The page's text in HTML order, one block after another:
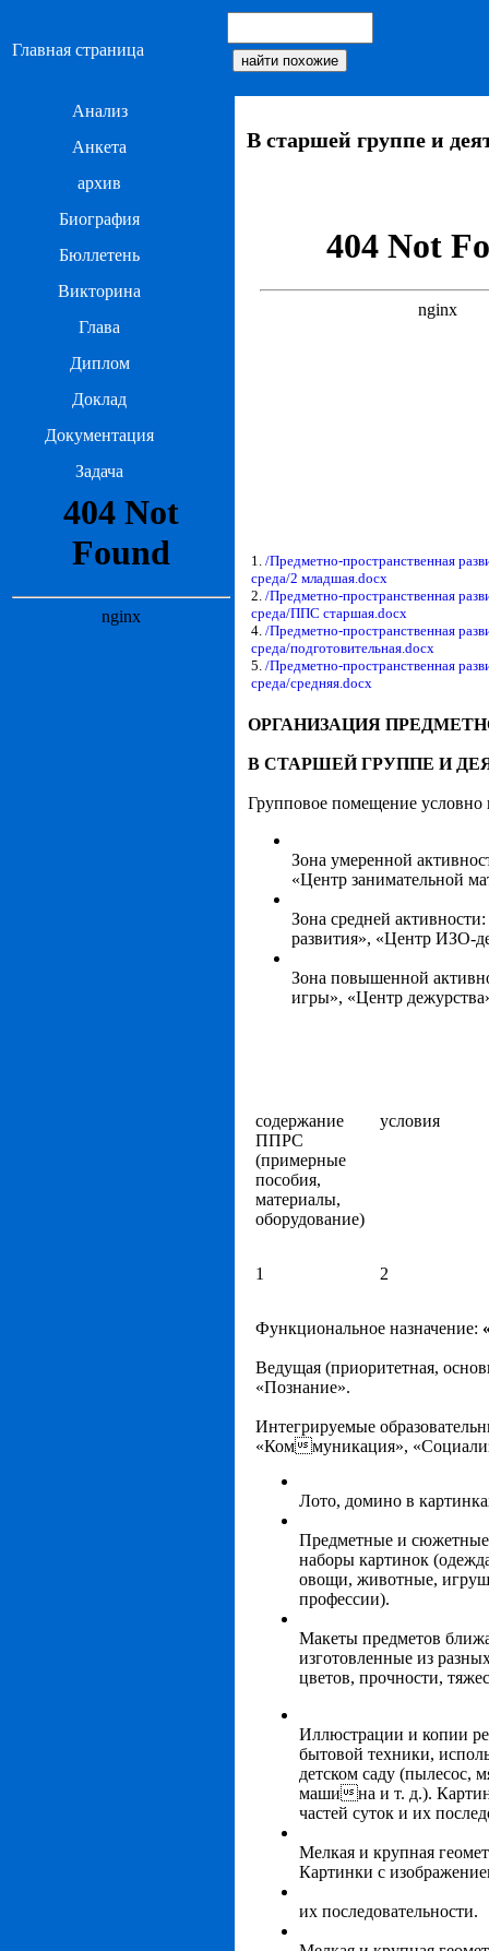
Главная страница
Анализ
Анкета
архив
Биография
Бюллетень
Викторина
Глава
Диплом
Доклад
Документация
Задача
В старшей группе и
1. /Предметно-пространственная
среда/2 младшая.docx
2. /Предметно-пространственная
среда/ППС старшая.docx
4. /Предметно-пространственная
среда/подготовительная.docx
5. /Предметно-пространственная
среда/средняя.docx
ОРГАНИЗАЦИЯ
В СТАРШЕЙ ГРУППЕ И
Групповое помещение условно
Зона умеренной
«Центр занимательной
Зона средней
развития», «Центр ИЗО-
Зона повышенной
игры», «Центр
содержание
ППРС
(примерные
пособия,
материалы,
оборудование)
условия
1 2
Функциональное назначение:
Ведущая (приоритетная,
«Познание».
Интегрируемые
«Коммуникация»,
Лото, домино в
Предметные и сюжетные
наборы картинок
овощи, животные,
профессии).
Макеты предметов
изготовленные из
цветов, прочности,
Иллюстрации и копии
бытовой техники,
детском саду (пылесос,
машина и т. д.).
частей суток и их
Мелкая и крупная
Картинки с
их последовательности.